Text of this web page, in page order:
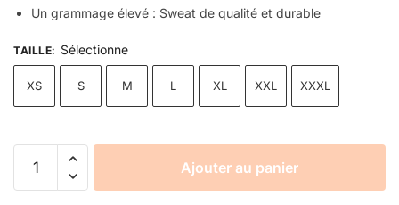
Un grammage élevé : Sweat de qualité et durable
TAILLE: Sélectionne
XS S M L XL XXL XXXL
Ajouter au panier